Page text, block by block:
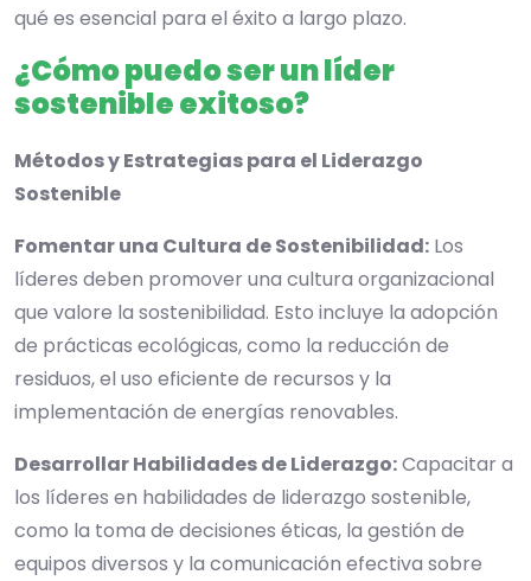
qué es esencial para el éxito a largo plazo.
¿Cómo puedo ser un líder
sostenible exitoso?
Métodos y Estrategias para el Liderazgo
Sostenible
Fomentar una Cultura de Sostenibilidad: Los
líderes deben promover una cultura organizacional
que valore la sostenibilidad. Esto incluye la adopción
de prácticas ecológicas, como la reducción de
residuos, el uso eficiente de recursos y la
implementación de energías renovables.
Desarrollar Habilidades de Liderazgo:Capacitar a
los líderes en habilidades de liderazgo sostenible,
como la toma de decisiones éticas, la gestión de
equipos diversos y la comunicación efectiva sobre